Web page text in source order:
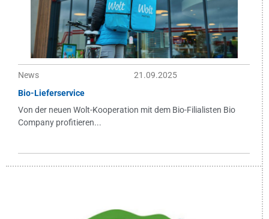
News
21.09.2025
Bio-Lieferservice
Von der neuen Wolt-Kooperation mit dem Bio-Filialisten Bio
Company profitieren...